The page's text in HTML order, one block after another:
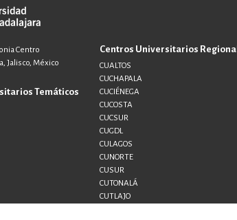
Centro
Jalisco, México
Temáticos
Centros Universitarios
CUALTOS
CUCHAPALA
CUCIÉNEGA
CUCOSTA
CUCSUR
CUGDL
CULAGOS
CUNORTE
CUSUR
CUTONALÁ
CUTLAJO